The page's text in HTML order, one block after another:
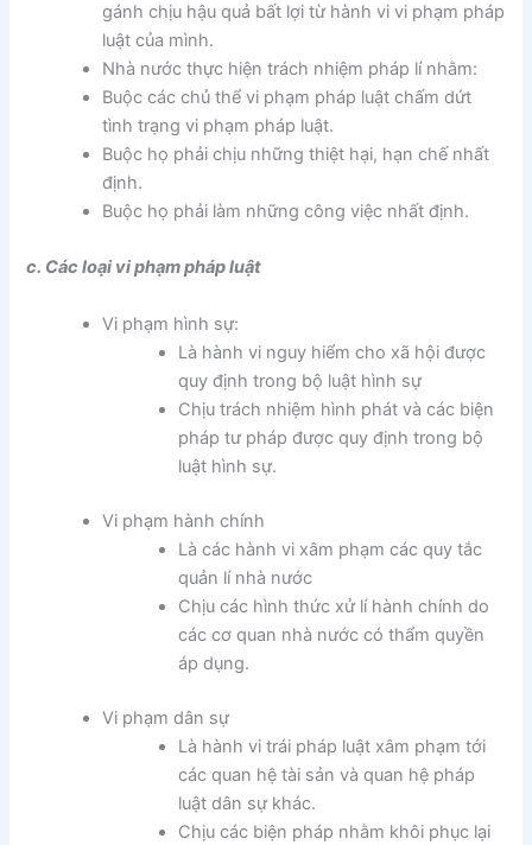
gánh chịu hậu quả bất lợi từ hành vi vi phạm pháp
luật của mình.
Nhà nước thực hiện trách nhiệm pháp lí nhằm:
Buộc các chủ thể vi phạm pháp luật chấm dứt
tình trạng vi phạm pháp luật.
Buộc họ phải chịu những thiệt hại, hạn chế nhất
định.
Buộc họ phải làm những công việc nhất định.
c. Các loại vi phạm pháp luật
Vi phạm hình sự:
Là hành vi nguy hiểm cho xã hội được
quy định trong bộ luật hình sự
Chịu trách nhiệm hình phát và các biện
pháp tư pháp được quy định trong bộ
luật hình sự.
Vi phạm hành chính
Là các hành vi xâm phạm các quy tắc
quản lí nhà nước
Chịu các hình thức xử lí hành chính do
các cơ quan nhà nước có thẩm quyền
áp dụng.
Vi phạm dân sự
Là hành vi trái pháp luật xâm phạm tới
các quan hệ tài sản và quan hệ pháp
luật dân sự khác.
Chịu các biện pháp nhằm khôi phục lại